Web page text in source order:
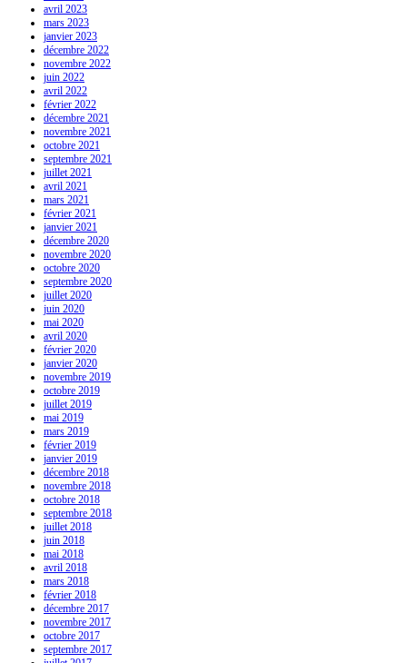
avril 2023
mars 2023
janvier 2023
décembre 2022
novembre 2022
juin 2022
avril 2022
février 2022
décembre 2021
novembre 2021
octobre 2021
septembre 2021
juillet 2021
avril 2021
mars 2021
février 2021
janvier 2021
décembre 2020
novembre 2020
octobre 2020
septembre 2020
juillet 2020
juin 2020
mai 2020
avril 2020
février 2020
janvier 2020
novembre 2019
octobre 2019
juillet 2019
mai 2019
mars 2019
février 2019
janvier 2019
décembre 2018
novembre 2018
octobre 2018
septembre 2018
juillet 2018
juin 2018
mai 2018
avril 2018
mars 2018
février 2018
décembre 2017
novembre 2017
octobre 2017
septembre 2017